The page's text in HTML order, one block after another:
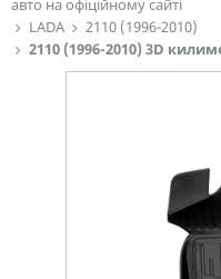
авто на офіційному сайті
LADA
2110 (1996-2010)
2110 (1996-2010) 3D